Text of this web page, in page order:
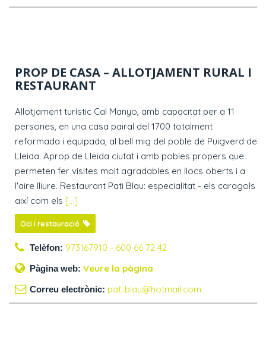
PROP DE CASA – ALLOTJAMENT RURAL I
RESTAURANT
Allotjament turístic Cal Manyo, amb capacitat per a 11
persones, en una casa pairal del 1700 totalment
reformada i equipada, al bell mig del poble de Puigverd de
Lleida. Aprop de Lleida ciutat i amb pobles propers que
permeten fer visites molt agradables en llocs oberts i a
l'aire lliure. Restaurant Pati Blau: especialitat - els caragols
així com els [...]
Oci i restauració
Telèfon: 973167910 - 600 66 72 42
Pàgina web: Veure la pàgina
Correu electrònic: pati.blau@hotmail.com